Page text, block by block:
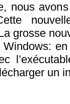
nous
grosse
Windows:
un